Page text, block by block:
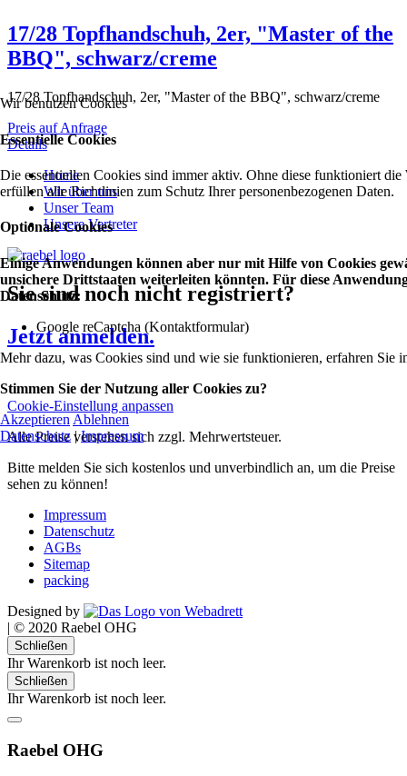
17/28 Topfhandschuh, 2er, "Master of the
BBQ", schwarz/creme
17/28 Topfhandschuh, 2er, "Master of the BBQ", schwarz/creme
Preis auf Anfrage
Details
Home
Wir über uns
Unser Team
Unsere Vertreter
Sie sind noch nicht registriert?
Jetzt anmelden.
Cookie-Einstellung anpassen
Alle Preise verstehen sich zzgl. Mehrwertsteuer.
Bitte melden Sie sich kostenlos und unverbindlich an, um die Preise
sehen zu können!
Impressum
Datenschutz
AGBs
Sitemap
packing
Designed by
| © 2020 Raebel OHG
Schließen
Ihr Warenkorb ist noch leer.
Schließen
Ihr Warenkorb ist noch leer.
Raebel OHG
Wir benutzen Cookies
Essentielle Cookies
Die essentiellen Cookies sind immer aktiv. Ohne diese funktioniert
erfüllen alle Richtlinien zum Schutz Ihrer personenbezogenen Daten.
Optionale Cookies
Einige Anwendungen können aber nur mit Hilfe von Cookies
unsichere Drittstaaten weiterleiten könnten. Für diese
Datenschutz:
Google reCaptcha (Kontaktformular)
Mehr dazu, was Cookies sind und wie sie funktionieren, erfahren Sie
Stimmen Sie der Nutzung aller Cookies zu?
Akzeptieren Ablehnen
Datenschutz|Impressum